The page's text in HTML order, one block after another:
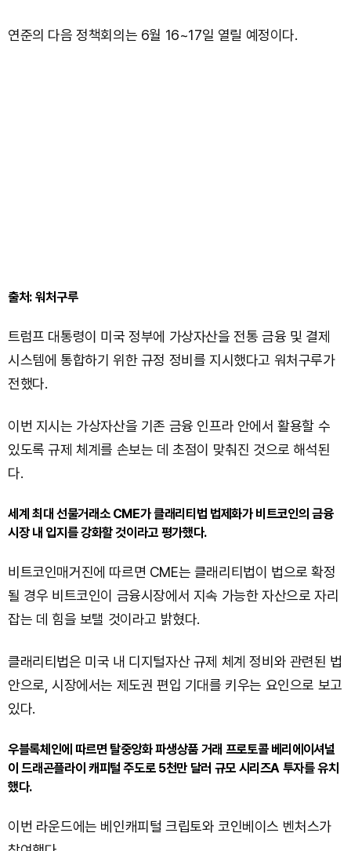
연준의 다음 정책회의는 6월 16~17일 열릴 예정이다.
출처: 워처구루
트럼프 대통령이 미국 정부에 가상자산을 전통 금융 및 결제
시스템에 통합하기 위한 규정 정비를 지시했다고 워처구루가
전했다.
이번 지시는 가상자산을 기존 금융 인프라 안에서 활용할 수
있도록 규제 체계를 손보는 데 초점이 맞춰진 것으로 해석된
다.
세계 최대 선물거래소 CME가 클래리티법 법제화가 비트코인의 금융
시장 내 입지를 강화할 것이라고 평가했다.
비트코인매거진에 따르면 CME는 클래리티법이 법으로 확정
될 경우 비트코인이 금융시장에서 지속 가능한 자산으로 자리
잡는 데 힘을 보탤 것이라고 밝혔다.
클래리티법은 미국 내 디지털자산 규제 체계 정비와 관련된 법
안으로, 시장에서는 제도권 편입 기대를 키우는 요인으로 보고
있다.
우블록체인에 따르면 탈중앙화 파생상품 거래 프로토콜 베리에이셔널
이 드래곤플라이 캐피털 주도로 5천만 달러 규모 시리즈A 투자를 유치
했다.
이번 라운드에는 베인캐피털 크립토와 코인베이스 벤처스가